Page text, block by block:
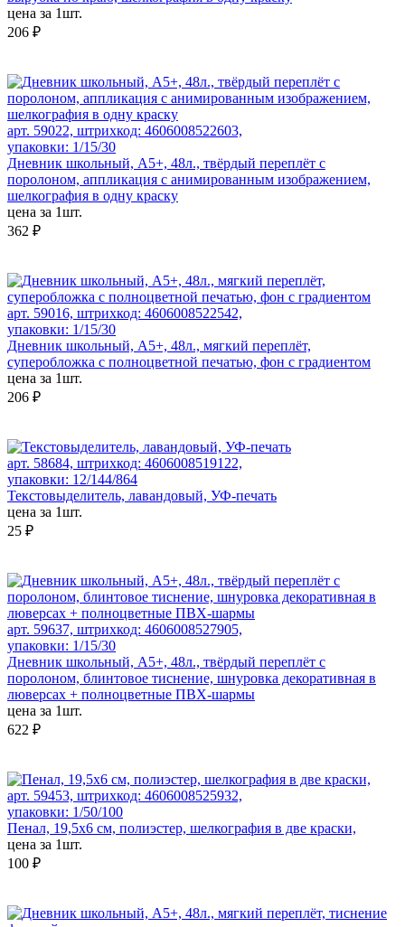
цена за 1шт.
206 ₽
арт. 59022, штрихкод: 4606008522603,
упаковки: 1/15/30
Дневник школьный, А5+, 48л., твёрдый переплёт с
поролоном, аппликация с анимированным изображением,
шелкография в одну краску
цена за 1шт.
362 ₽
арт. 59016, штрихкод: 4606008522542,
упаковки: 1/15/30
Дневник школьный, А5+, 48л., мягкий переплёт,
суперобложка с полноцветной печатью, фон с градиентом
цена за 1шт.
206 ₽
арт. 58684, штрихкод: 4606008519122,
упаковки: 12/144/864
Текстовыделитель, лавандовый, УФ-печать
цена за 1шт.
25 ₽
арт. 59637, штрихкод: 4606008527905,
упаковки: 1/15/30
Дневник школьный, А5+, 48л., твёрдый переплёт с
поролоном, блинтовое тиснение, шнуровка декоративная в
люверсах + полноцветные ПВХ-шармы
цена за 1шт.
622 ₽
арт. 59453, штрихкод: 4606008525932,
упаковки: 1/50/100
Пенал, 19,5х6 см, полиэстер, шелкография в две краски,
цена за 1шт.
100 ₽